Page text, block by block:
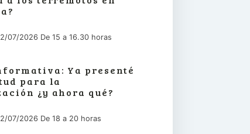
07/2026 De 15 a 16.30 horas
Ya presenté
para la
¿y ahora qué?
07/2026 De 18 a 20 horas